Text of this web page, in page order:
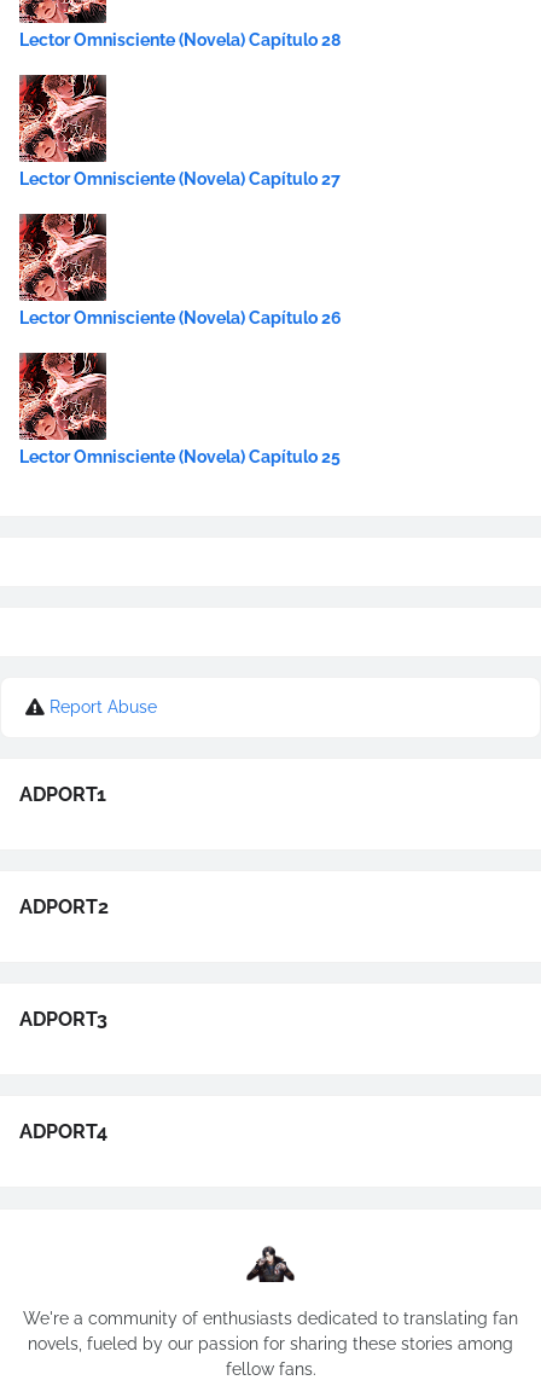
Lector Omnisciente (Novela) Capítulo 28
Lector Omnisciente (Novela) Capítulo 27
Lector Omnisciente (Novela) Capítulo 26
Lector Omnisciente (Novela) Capítulo 25
Report Abuse
ADPORT1
ADPORT2
ADPORT3
ADPORT4
We're a community of enthusiasts dedicated to translating fan
novels, fueled by our passion for sharing these stories among
fellow fans.